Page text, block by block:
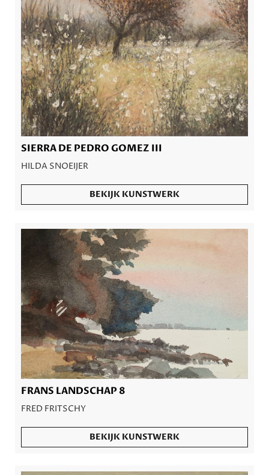
SIERRA DE PEDRO GOMEZ III
HILDA SNOEIJER
BEKIJK KUNSTWERK
FRANS LANDSCHAP 8
FRED FRITSCHY
BEKIJK KUNSTWERK